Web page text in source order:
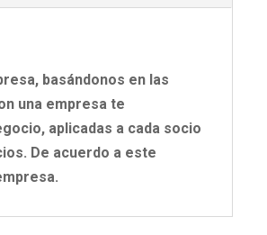
basándonos en las
una empresa te
aplicadas a cada socio
De acuerdo a este